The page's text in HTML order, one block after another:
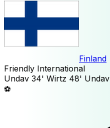
Finland
Friendly International
Undav 34' Wirtz 48' Undav
⚽